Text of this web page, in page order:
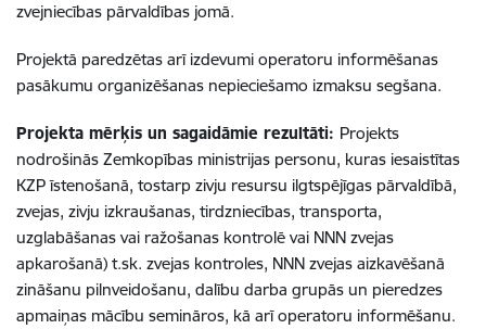
zvejniecības pārvaldības jomā.
Projektā paredzētas arī izdevumi operatoru informēšanas
pasākumu organizēšanas nepieciešamo izmaksu segšana.
Projekta mērķis un sagaidāmie rezultāti: Projekts
nodrošinās Zemkopības ministrijas personu, kuras iesaistītas
KZP īstenošanā, tostarp zivju resursu ilgtspējīgas pārvaldībā,
zvejas, zivju izkraušanas, tirdzniecības, transporta,
uzglabāšanas vai ražošanas kontrolē vai NNN zvejas
apkarošanā) t.sk. zvejas kontroles, NNN zvejas aizkavēšanā
zināšanu pilnveidošanu, dalību darba grupās un pieredzes
apmaiņas mācību semināros, kā arī operatoru informēšanu.